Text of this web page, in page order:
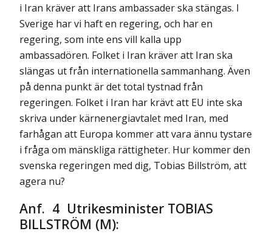
i Iran kräver att Irans ambassader ska stängas. I
Sverige har vi haft en regering, och har en
regering, som inte ens vill kalla upp
ambassadören. Folket i Iran kräver att Iran ska
slängas ut från internationella sammanhang. Även
på denna punkt är det total tystnad från
regeringen. Folket i Iran har krävt att EU inte ska
skriva under kärnenergiavtalet med Iran, med
farhågan att Europa kommer att vara ännu tystare
i fråga om mänskliga rättigheter. Hur kommer den
svenska regeringen med dig, Tobias Billström, att
agera nu?
Anf. 4 Utrikesminister TOBIAS
BILLSTRÖM (M):